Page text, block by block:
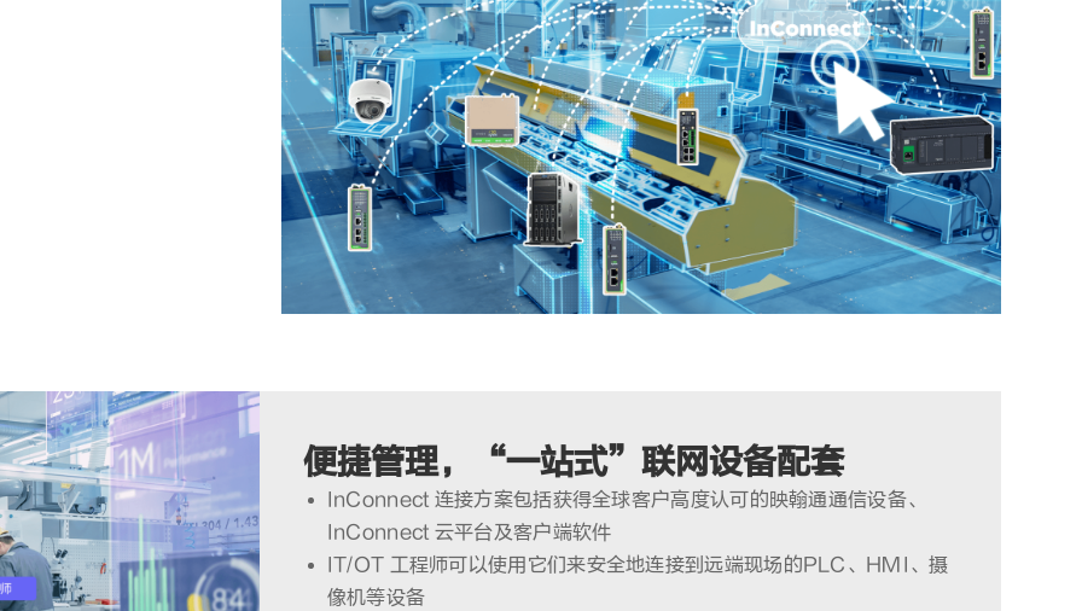
便捷管理，“一站式”联网设备配套
InConnect 连接方案包括获得全球客户高度认可的映翰通通信设备、
InConnect 云平台及客户端软件
IT/OT 工程师可以使用它们来安全地连接到远端现场的PLC、HMI、摄
像机等设备